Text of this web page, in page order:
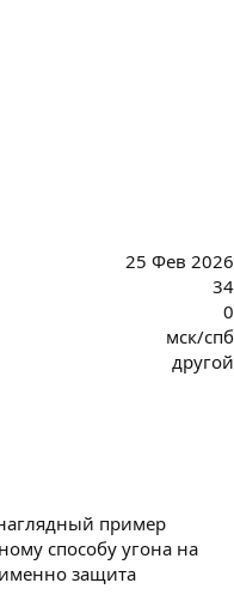
25 Фев 2026
34
0
мск/спб
другой
пример
способу угона на
защита